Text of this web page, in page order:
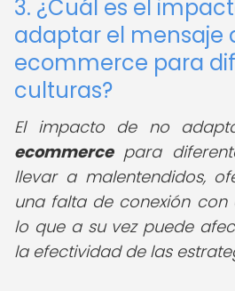
3. ¿Cuál es el
adaptar el mensaje
ecommerce para
culturas?
El impacto de no
ecommercepara
llevar a malentendidos,
una falta de conexión con
lo que a su vez puede
la efectividad de las